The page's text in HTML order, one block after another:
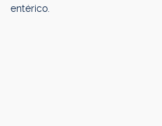
entérico.